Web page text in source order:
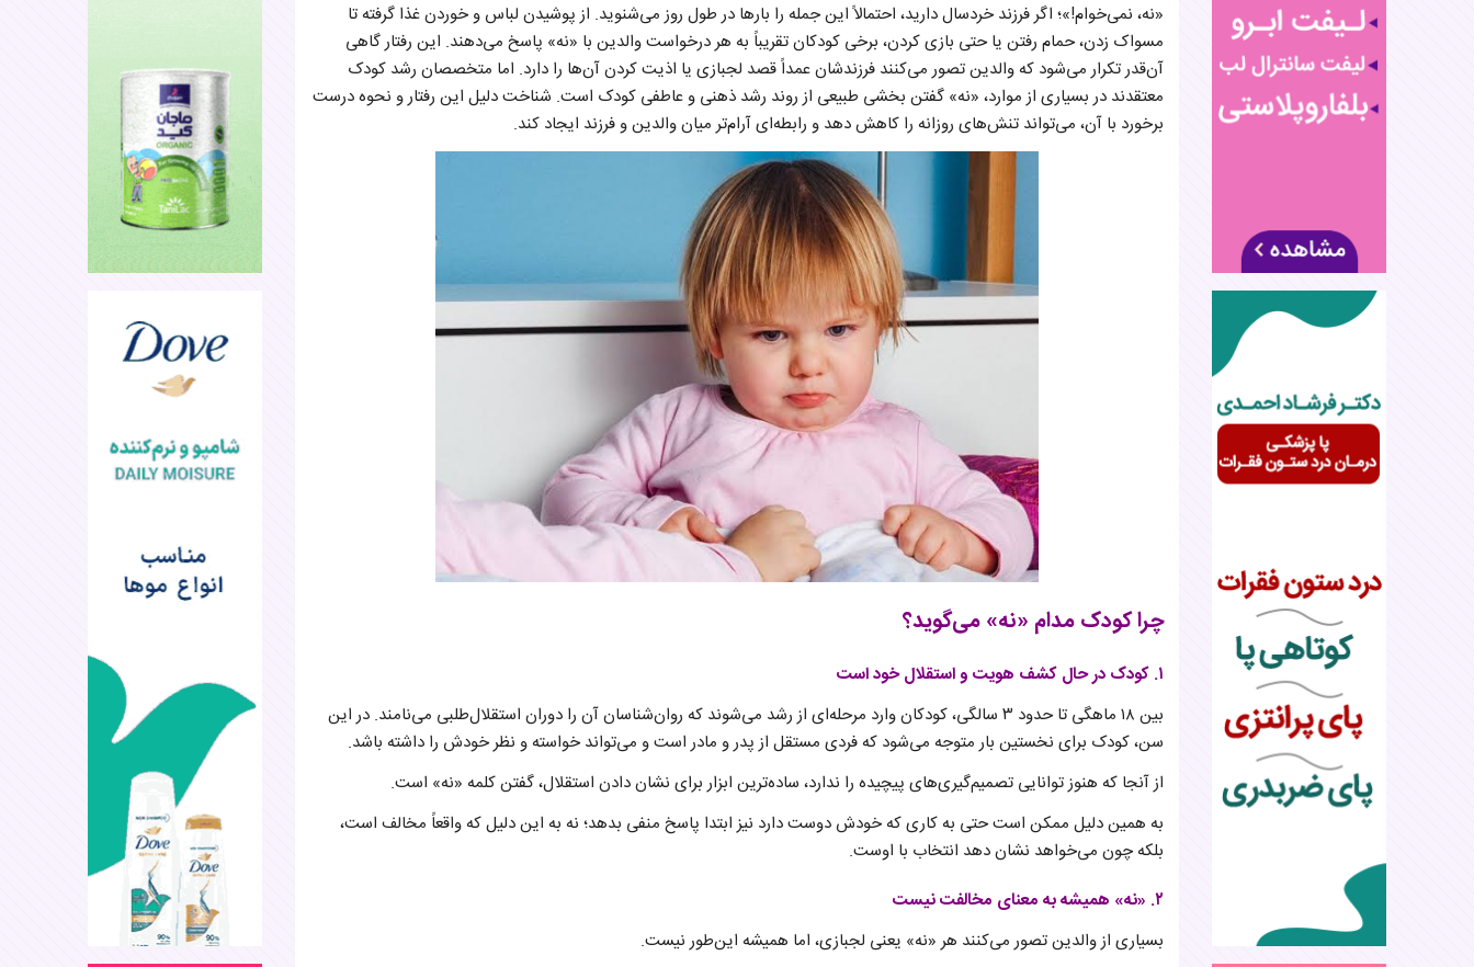
اشتباهاتی که والدین ناخواسته انجام می‌دهند
چگونه با کودک برخورد کنیم؟
آیا باید همیشه با کودک کنار آمد؟
چه زمانی باید از متخصص کمک گرفت؟
نقش والدین در کاهش لجبازی
جمع‌بندی
«نه، نمی‌خوام!»؛ اگر فرزند خردسال دارید، احتمالاً این جمله را بارها در طول روز می‌شنوید. از پوشیدن لباس و خوردن غذا گرفته تا
مسواک زدن، حمام رفتن یا حتی بازی کردن، برخی کودکان تقریباً به هر درخواست والدین با «نه» پاسخ می‌دهند. این رفتار گاهی
آن‌قدر تکرار می‌شود که والدین تصور می‌کنند فرزندشان عمداً قصد لجبازی یا اذیت کردن آن‌ها را دارد. اما متخصصان رشد کودک
معتقدند در بسیاری از موارد، «نه» گفتن بخشی طبیعی از روند رشد ذهنی و عاطفی کودک است. شناخت دلیل این رفتار و نحوه درست
برخورد با آن، می‌تواند تنش‌های روزانه را کاهش دهد و رابطه‌ای آرام‌تر میان والدین و فرزند ایجاد کند.
چرا کودک مدام «نه» می‌گوید؟
۱. کودک در حال کشف هویت و استقلال خود است
بین ۱۸ ماهگی تا حدود ۳ سالگی، کودکان وارد مرحله‌ای از رشد می‌شوند که روان‌شناسان آن را دوران استقلال‌طلبی می‌نامند. در این
سن، کودک برای نخستین بار متوجه می‌شود که فردی مستقل از پدر و مادر است و می‌تواند خواسته و نظر خودش را داشته باشد.
از آنجا که هنوز توانایی تصمیم‌گیری‌های پیچیده را ندارد، ساده‌ترین ابزار برای نشان دادن استقلال، گفتن کلمه «نه» است.
به همین دلیل ممکن است حتی به کاری که خودش دوست دارد نیز ابتدا پاسخ منفی بدهد؛ نه به این دلیل که واقعاً مخالف است،
بلکه چون می‌خواهد نشان دهد انتخاب با اوست.
۲. «نه» همیشه به معنای مخالفت نیست
بسیاری از والدین تصور می‌کنند هر «نه» یعنی لجبازی، اما همیشه این‌طور نیست.